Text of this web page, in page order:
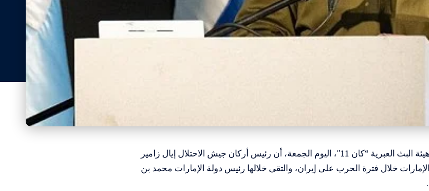
المسار :كشفت هيئة البث العبرية “كان 11″، اليوم الجمعة، أن رئيس أركان جيش الاحتلال إيال زامير
خلال فترة الحرب على إيران، والتقى خلالها رئيس دولة الإمارات محمد بن